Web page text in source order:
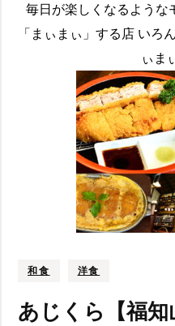
毎日が楽しくなるような
「まぃまぃ」する店 いろ
ぃま
和食 洋食
あじくら【福知